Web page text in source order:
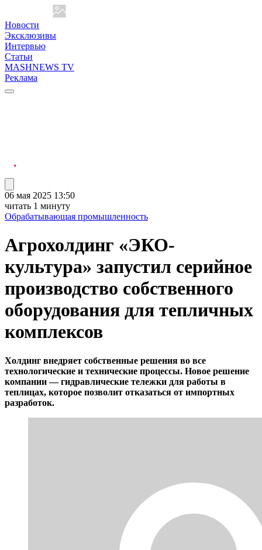
Новости
Эксклюзивы
Интервью
Статьи
MASHNEWS TV
Реклама
06 мая 2025 13:50
читать 1 минуту
Обрабатывающая промышленность
Агрохолдинг «ЭКО-
культура» запустил серийное
производство собственного
оборудования для тепличных
комплексов
Холдинг внедряет собственные решения во все
технологические и технические процессы. Новое решение
компании — гидравлические тележки для работы в
теплицах, которое позволит отказаться от импортных
разработок.